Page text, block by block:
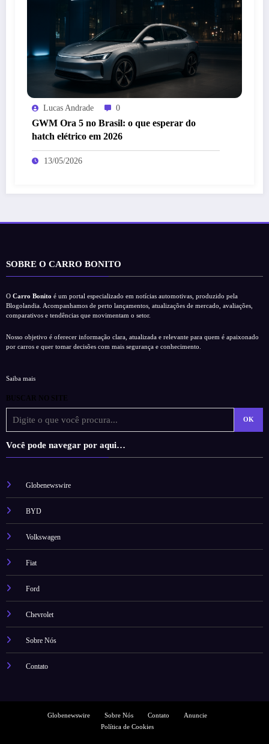
Lucas Andrade 0
GWM Ora 5 no Brasil: o que esperar do
hatch elétrico em 2026
13/05/2026
SOBRE O CARRO BONITO
O Carro Bonito é um portal especializado em notícias automotivas, produzido pela
Blogolandia. Acompanhamos de perto lançamentos, atualizações de mercado, avaliações,
comparativos e tendências que movimentam o setor.
Nosso objetivo é oferecer informação clara, atualizada e relevante para quem é apaixonado
por carros e quer tomar decisões com mais segurança e conhecimento.
Saiba mais
BUSCAR NO SITE
OK
Você pode navegar por aqui…
Globenewswire
BYD
Volkswagen
Fiat
Ford
Chevrolet
Sobre Nós
Contato
Globenewswire Sobre Nós Contato
Anuncie
Política de Cookies